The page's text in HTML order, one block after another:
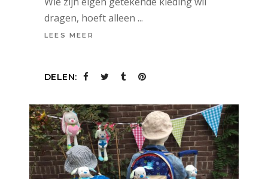
dragen, hoeft alleen
LEES MEER
DELEN: